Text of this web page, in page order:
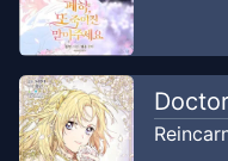
Chapter28
Sella Scanslation
Chapter27
Sella Scanslation